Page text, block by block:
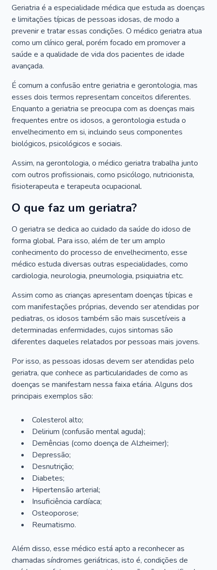
Geriatria é a especialidade médica que estuda as doenças
e limitações típicas de pessoas idosas, de modo a
prevenir e tratar essas condições. O médico geriatra atua
como um clínico geral, porém focado em promover a
saúde e a qualidade de vida dos pacientes de idade
avançada.
É comum a confusão entre geriatria e gerontologia, mas
esses dois termos representam conceitos diferentes.
Enquanto a geriatria se preocupa com as doenças mais
frequentes entre os idosos, a gerontologia estuda o
envelhecimento em si, incluindo seus componentes
biológicos, psicológicos e sociais.
Assim, na gerontologia, o médico geriatra trabalha junto
com outros profissionais, como psicólogo, nutricionista,
fisioterapeuta e terapeuta ocupacional.
O que faz um geriatra?
O geriatra se dedica ao cuidado da saúde do idoso de
forma global. Para isso, além de ter um amplo
conhecimento do processo de envelhecimento, esse
médico estuda diversas outras especialidades, como
cardiologia, neurologia, pneumologia, psiquiatria etc.
Assim como as crianças apresentam doenças típicas e
com manifestações próprias, devendo ser atendidas por
pediatras, os idosos também são mais suscetíveis a
determinadas enfermidades, cujos sintomas são
diferentes daqueles relatados por pessoas mais jovens.
Por isso, as pessoas idosas devem ser atendidas pelo
geriatra, que conhece as particularidades de como as
doenças se manifestam nessa faixa etária. Alguns dos
principais exemplos são:
Colesterol alto;
Delirium (confusão mental aguda);
Demências (como doença de Alzheimer);
Depressão;
Desnutrição;
Diabetes;
Hipertensão arterial;
Insuficiência cardíaca;
Osteoporose;
Reumatismo.
Além disso, esse médico está apto a reconhecer as
chamadas síndromes geriátricas, isto é, condições de